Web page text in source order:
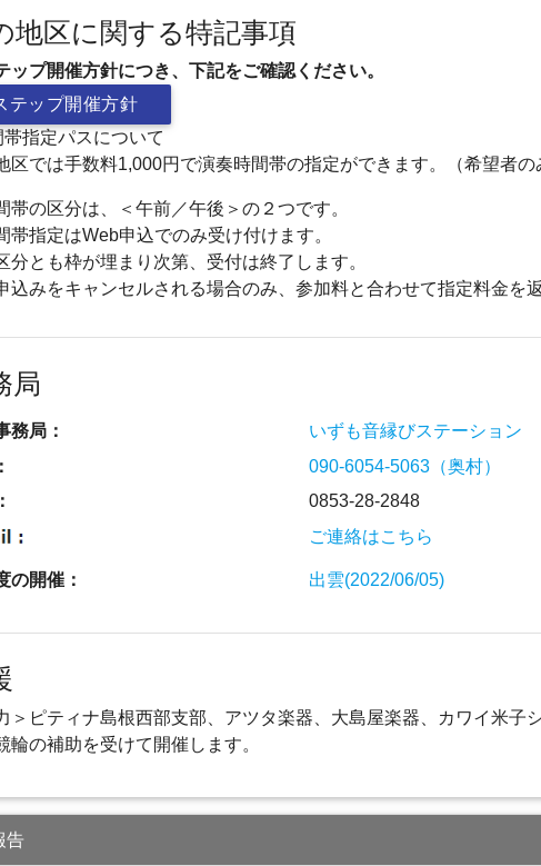
地区に関する特記事項
ップ開催方針につき、下記をご確認ください。
テップ開催方針
帯指定パスについて
区では手数料1,000円で演奏時間帯の指定ができます。（希望者の
帯の区分は、＜午前／午後＞の２つです。
帯指定はWeb申込でのみ受け付けます。
分とも枠が埋まり次第、受付は終了します。
込みをキャンセルされる場合のみ、参加料と合わせて指定料金を
局
務局：
いずも音縁びステーション
090-6054-5063（奥村）
0853-28-2848
ご連絡はこちら
の開催： 出雲(2022/06/05)
＞ピティナ島根西部支部、アツタ楽器、大島屋楽器、カワイ米
輪の補助を受けて開催します。
告